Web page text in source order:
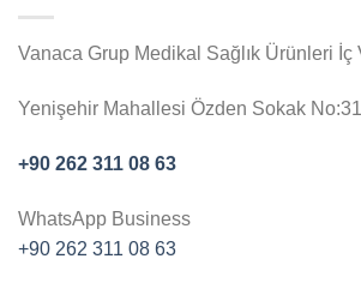
Vanaca Grup Medikal Sağlık Ürünleri İç
Yenişehir Mahallesi Özden Sokak
+90 262 311 08 63
WhatsApp Business
+90 262 311 08 63